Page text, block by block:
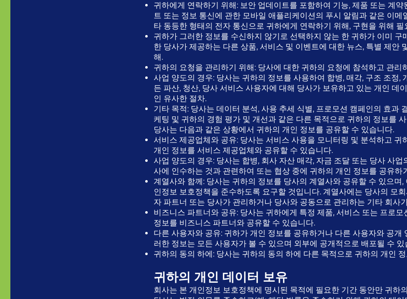
귀하에게 연락하기 위해: 보안 업데이트를 포함하여 기능, 제품 또는 계
트 또는 정보 통신에 관한 모바일 애플리케이션의 푸시 알림과 같은 이메
타 동등한 형태의 전자 통신으로 귀하에게 연락하기 위해, 구현을 위해
귀하가 그러한 정보를 수신하지 않기로 선택하지 않는 한 귀하가 이미 구
한 당사가 제공하는 다른 상품, 서비스 및 이벤트에 대한 뉴스, 특별 제안
해.
귀하의 요청을 관리하기 위해: 당사에 대한 귀하의 요청에 참석하고 관리
사업 양도의 경우: 당사는 귀하의 정보를 사용하여 합병, 매각, 구조 조정,
든 파산, 청산, 당사 서비스 사용자에 대해 당사가 보유하고 있는 개인 데
인 유사한 절차.
기타 목적: 당사는 데이터 분석, 사용 추세 식별, 프로모션 캠페인의 효과
케팅 및 귀하의 경험 평가 및 개선과 같은 다른 목적으로 귀하의 정보를
당사는 다음과 같은 상황에서 귀하의 개인 정보를 공유할 수 있습니다.
서비스 제공업체와 공유: 당사는 서비스 사용을 모니터링 및 분석하고 귀
개인 정보를 서비스 제공업체와 공유할 수 있습니다.
사업 양도의 경우: 당사는 합병, 회사 자산 매각, 자금 조달 또는 당사 사업
사에 인수하는 것과 관련하여 또는 협상 중에 귀하의 개인 정보를 공유하
계열사와 함께: 당사는 귀하의 정보를 당사의 계열사와 공유할 수 있으며,
인정보 보호정책을 준수하도록 요구할 것입니다. 계열사에는 당사의 모
자 파트너 또는 당사가 관리하거나 당사와 공동으로 관리하는 기타 회사
비즈니스 파트너와 공유: 당사는 귀하에게 특정 제품, 서비스 또는 프로
정보를 비즈니스 파트너와 공유할 수 있습니다.
다른 사용자와 공유: 귀하가 개인 정보를 공유하거나 다른 사용자와 공개
러한 정보는 모든 사용자가 볼 수 있으며 외부에 공개적으로 배포될 수 있
귀하의 동의 하에: 당사는 귀하의 동의 하에 다른 목적으로 귀하의 개인
귀하의 개인 데이터 보유
회사는 본 개인정보 보호정책에 명시된 목적에 필요한 기간 동안만 귀하